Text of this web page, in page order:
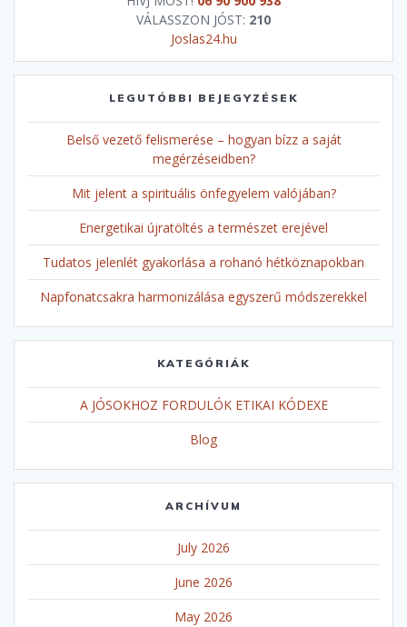
VÁLASSZON JÓST: 210
Joslas24.hu
LEGUTÓBBI BEJEGYZÉSEK
Belső vezető felismerése – hogyan bízz a saját
megérzéseidben?
Mit jelent a spirituális önfegyelem valójában?
Energetikai újratöltés a természet erejével
Tudatos jelenlét gyakorlása a rohanó hétköznapokban
Napfonatcsakra harmonizálása egyszerű módszerekkel
KATEGÓRIÁK
A JÓSOKHOZ FORDULÓK ETIKAI KÓDEXE
Blog
ARCHÍVUM
July 2026
June 2026
May 2026